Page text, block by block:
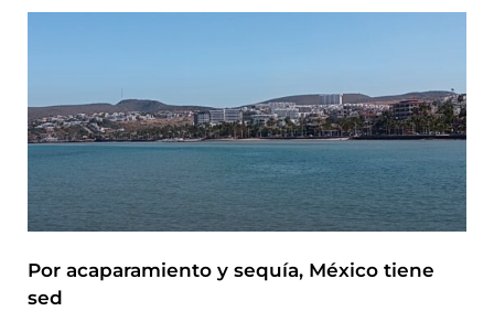
Por acaparamiento y sequía, México tiene
sed